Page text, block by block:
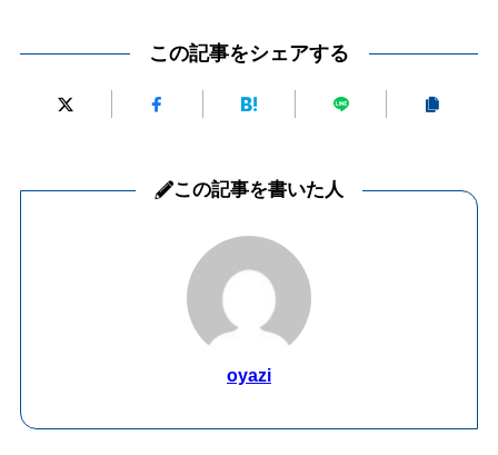
この記事をシェアする
この記事を書いた人
oyazi